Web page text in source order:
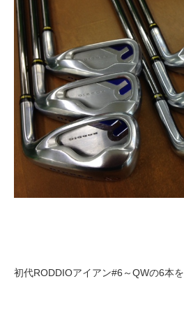
初代RODDIOアイアン#6～QWの6本を